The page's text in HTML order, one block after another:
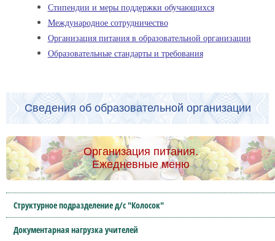
Стипендии и меры поддержки обучающихся
Международное сотрудничество
Организация питания в образовательной организации
Образовательные стандарты и требования
Сведения об образовательной организации
Организация питания.
Ежедневные меню
Структурное подразделение д/с "Колосок"
Документарная нагрузка учителей